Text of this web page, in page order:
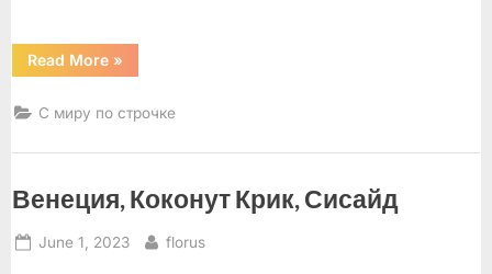
Read More“Леонид
Зорин
»
С миру по строчке
Венеция, Коконут Крик, Сисайд
Posted
June 1, 2023 By
florus